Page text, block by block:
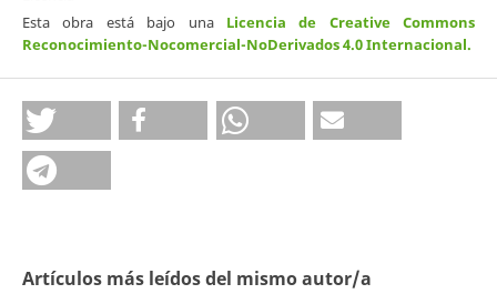
Esta obra está bajo una Licencia de Creative Commons
Reconocimiento-Nocomercial-NoDerivados 4.0 Internacional.
Artículos más leídos del mismo autor/a